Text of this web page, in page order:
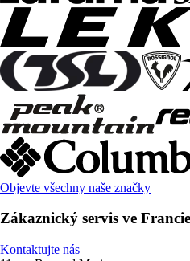
Objevte všechny naše značky
Zákaznický servis ve Francie
Kontaktujte nás